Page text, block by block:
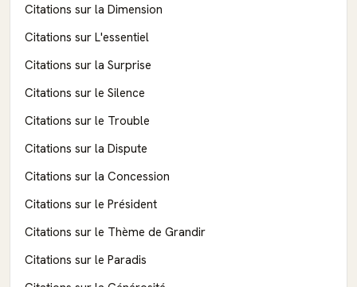
Citations sur la Dimension
Citations sur L'essentiel
Citations sur la Surprise
Citations sur le Silence
Citations sur le Trouble
Citations sur la Dispute
Citations sur la Concession
Citations sur le Président
Citations sur le Thème de Grandir
Citations sur le Paradis